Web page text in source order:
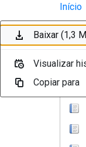
Pular para o
Sessões e
Início
Baixar (122
Visualizar
Copiar para
Baixar (109
Visualizar
Copiar para
Baixar (116
Visualizar
Copiar para
Baixar (116
Visualizar
Copiar para
Baixar (1,4
Visualizar
Copiar para
Baixar (1,3
Visualizar
Copiar para
Baixar (1,3
Visualizar
Copiar para